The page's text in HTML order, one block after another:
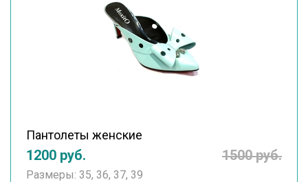
Пантолеты женские
1200 руб. 1500 руб.
Размеры: 35, 36, 37, 39